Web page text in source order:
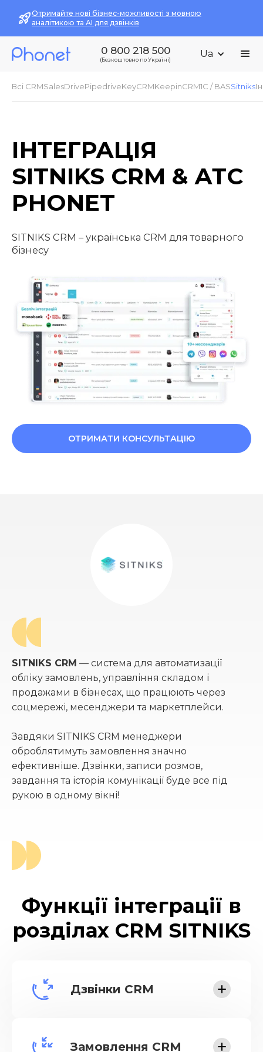
Отримайте нові бізнес-можливості з мовною
аналітикою та AI для дзвінків
0 800 218 500
(Безкоштовно по Україні)
Ua
Всі CRMSalesDrivePipedriveKeyCRMKeepinCRM1С / BASSitniks
ІНТЕГРАЦІЯ
SITNIKS CRM & АТС
PHONET
SITNIKS CRM – українська CRM для товарного
бізнесу
ОТРИМАТИ КОНСУЛЬТАЦІЮ
SITNIKS CRM — система для автоматизації
обліку замовлень, управління складом і
продажами в бізнесах, що працюють через
соцмережі, месенджери та маркетплейси.
Завдяки SITNIKS CRM менеджери
оброблятимуть замовлення значно
ефективніше. Дзвінки, записи розмов,
завдання та історія комунікації буде все під
рукою в одному вікні!
Функції інтеграції в
розділах CRM SITNIKS
Дзвінки CRM
Можливість прослухати аудіозапис
Замовлення CRM